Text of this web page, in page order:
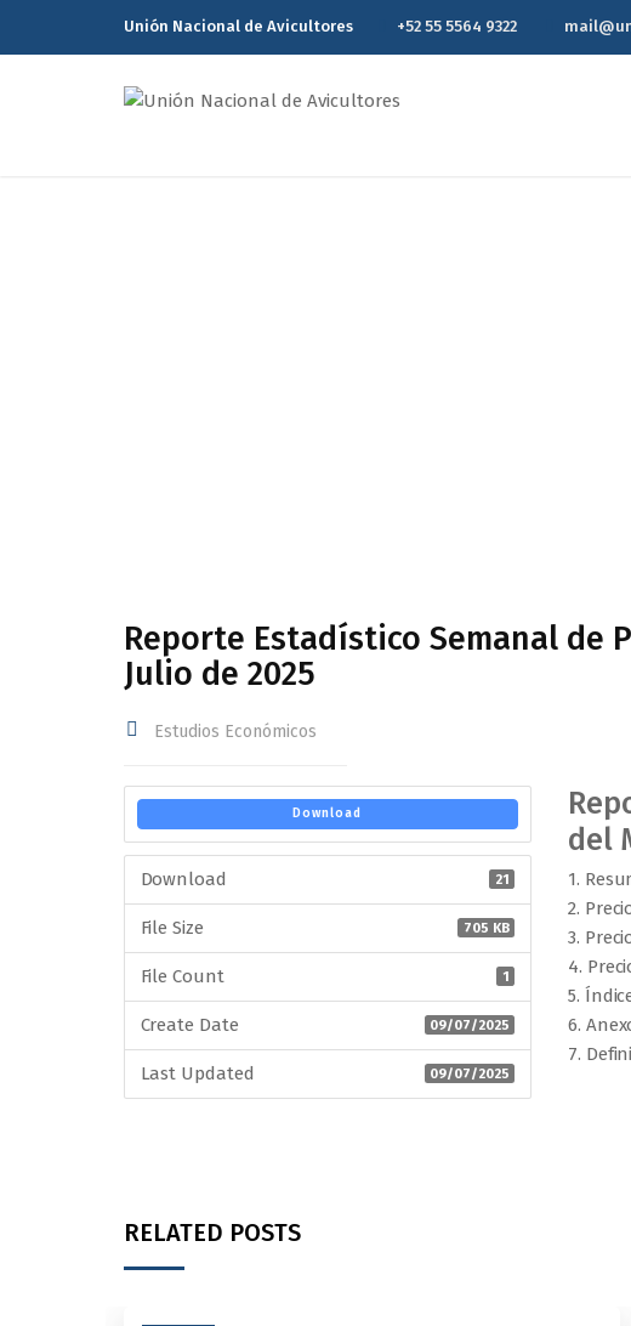
Unión Nacional de Avicultores +52 55 5564 9322
Reporte Estadístico Semanal de
Julio de 2025
Estudios Económicos
Download
Download 21
File Size 705 KB
File Count 1
Create Date 09/07/2025
Last Updated 09/07/2025
del
1.
2.
3.
4.
5.
6.
7.
RELATED POSTS